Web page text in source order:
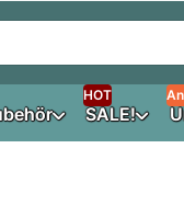
erste Ergebnisse.
SALE!
HOT